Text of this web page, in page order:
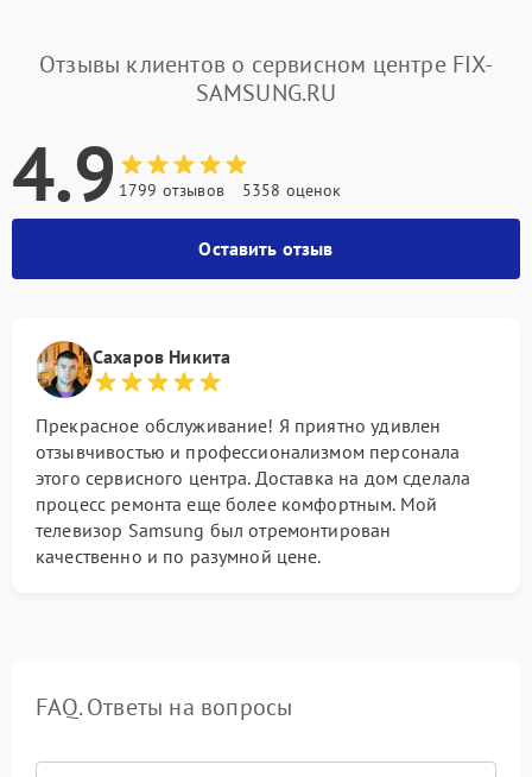
Отзывы клиентов о сервисном центре FIX-
SAMSUNG.RU
4.9 1799 отзывов 5358 оценок
Оставить отзыв
Сахаров Никита
Прекрасное обслуживание! Я приятно удивлен
отзывчивостью и профессионализмом персонала
этого сервисного центра. Доставка на дом сделала
процесс ремонта еще более комфортным. Мой
телевизор Samsung был отремонтирован
качественно и по разумной цене.
FAQ. Ответы на вопросы